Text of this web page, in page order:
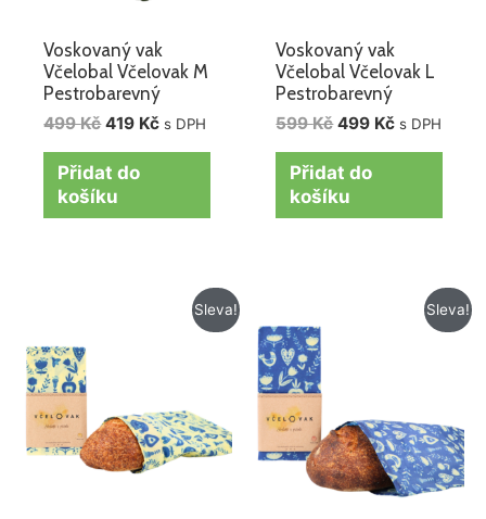
Voskovaný vak
Včelobal Včelovak M
Pestrobarevný
499Kč 419 Kč s DPH
Přidat do
košíku
Voskovaný vak
Včelobal Včelovak L
Pestrobarevný
599Kč 499 Kč s DPH
Přidat do
košíku
Sleva!
Aktuální
cena
Sleva!
Aktuální
cena